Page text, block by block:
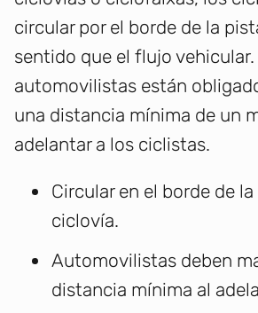
circular por el borde de la
sentido que el flujo
automovilistas están
una distancia mínima de un
adelantar a los ciclistas.
Circular en el borde de
ciclovía.
Automovilistas deben
distancia mínima al